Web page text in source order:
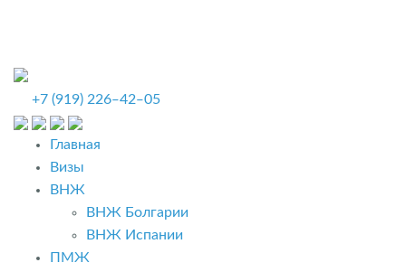
+7 (919) 226‒42‒05
Главная
Визы
ВНЖ
ВНЖ Болгарии
ВНЖ Испании
ПМЖ